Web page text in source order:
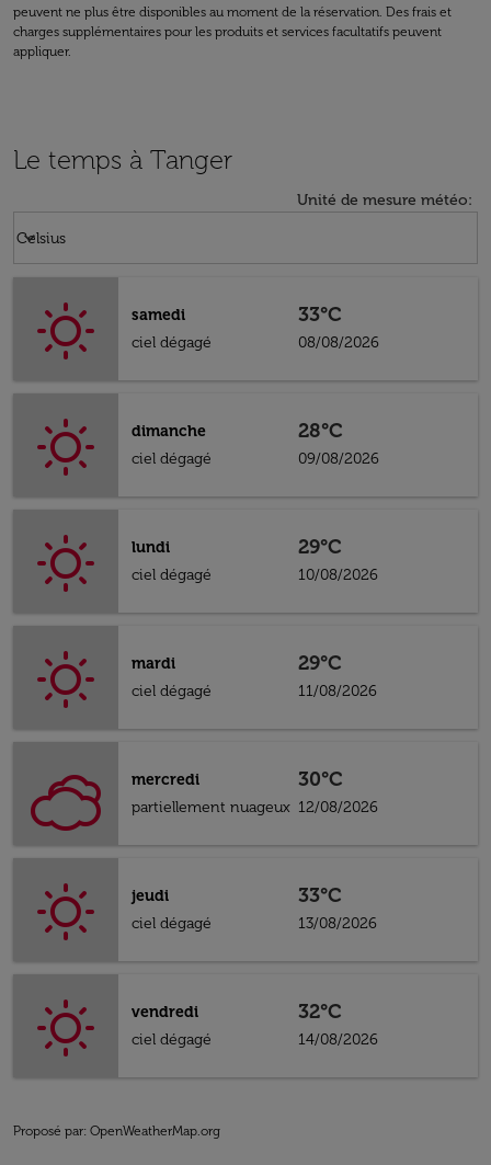
peuvent ne plus être disponibles au moment de la réservation. Des frais et
charges supplémentaires pour les produits et services facultatifs peuvent
appliquer.
Le temps à Tanger
Unité de mesure météo:
Celsius
keyboard_arrow_down
samedi
ciel dégagé
33°C
08/08/2026
dimanche
ciel dégagé
28°C
09/08/2026
lundi
ciel dégagé
29°C
10/08/2026
mardi
ciel dégagé
29°C
11/08/2026
mercredi
partiellement nuageux
30°C
12/08/2026
jeudi
ciel dégagé
33°C
13/08/2026
vendredi
ciel dégagé
32°C
14/08/2026
Proposé par: OpenWeatherMap.org